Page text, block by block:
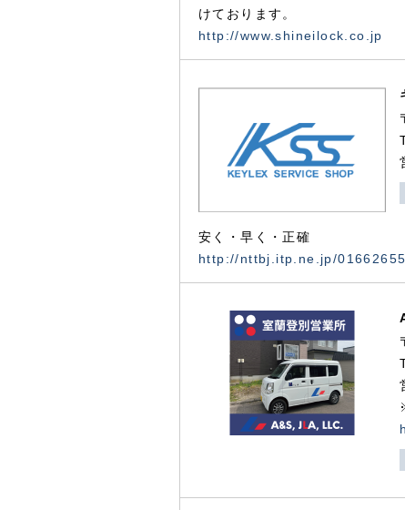
けております。
http://www.shineilock.co.jp
安く・早く・正確
http://nttbj.itp.ne.jp/